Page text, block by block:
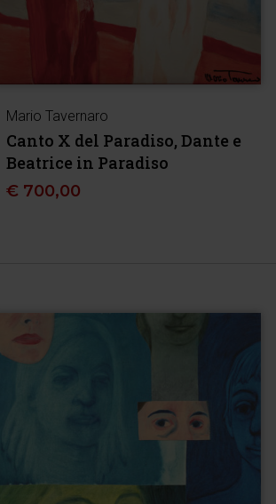
Mario Tavernaro
Canto X del Paradiso, Dante e
Beatrice in Paradiso
€ 700,00